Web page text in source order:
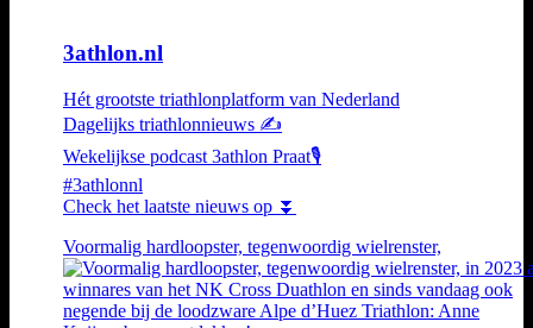
3athlon.nl
Hét grootste triathlonplatform van Nederland
Dagelijks triathlonnieuws ✍️
Wekelijkse podcast 3athlon Praat🎙️
#3athlonnl
Check het laatste nieuws op ⏬
Voormalig hardloopster, tegenwoordig wielrenster,